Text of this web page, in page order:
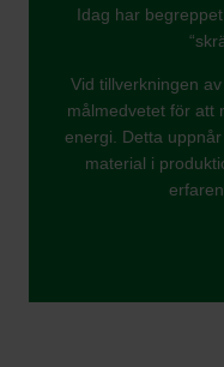
Idag har
Vid tillverkningen
målmedvetet för att
energi. Detta
material i